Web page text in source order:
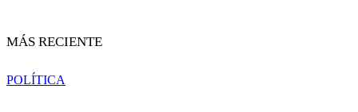
MÁS RECIENTE
POLÍTICA